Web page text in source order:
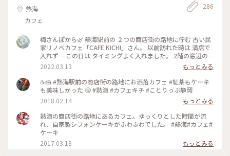
熱海
カフェ
286
梅さんぽから🌿 熱海駅前の ２つの商店街の路地に佇む 古い民
家リノベカフェ「CAFE KICHI」さん。 以前訪れた時は 満席で
入れず… この日は タイミングよく入れました。 2階の窓辺の
席で ウィンナーコーヒーと キチブレンド、 シフォン（季節の
ジャム）とベイクドチーズケーキを。 （ジャムは熱海のだい
だいマーマレード） 美味しい スイーツとコーヒー、 路地裏の
静かな雰囲気に しばしまったり。。 焼き菓子をいくつかお土
産に。 この後は…近くの系列セレクトショップ 「基地-
teshigoto」さんへも ちょこっとだけ。。 #熱海#梅さんぽか
ら#CAFE KICHI#古民家カフェ#基地#手仕事#ゆるりカフェ時間
#ヒーリング旅
2022.03.13
もっとみる
☕️🍰 #熱海駅前の商店街の路地にお洒落カフェ #紅茶もケーキ
も美味しかった 🤤 #熱海 #カフェキチ #ことりっぷ静岡
2018.02.14
もっとみる
熱海の商店街の路地にあるカフェ。ゆっくりとした時間が流
れ、自家製シフォンケーキがふわふわでした。 #熱海#カフェ#
ケーキ
2017.03.18
もっとみる